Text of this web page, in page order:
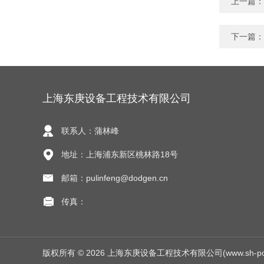
下一篇：
上海东庚设备工程技术有限公司
联系人：蒲林峰
地址：上海浦东新区桃林路18号
邮箱：pulinfeng@dodgen.cn
传真：
版权所有 © 2026 上海东庚设备工程技术有限公司(www.sh-